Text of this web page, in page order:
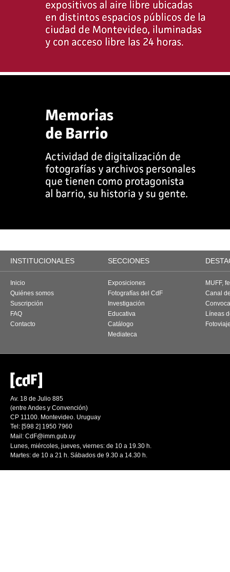
INSTITUCIONALES SECCIONES
Inicio
Quiénes somos
Suscripción
FAQ
Contacto
Exposiciones
Fotografías del CdF
Investigación
Educativa
Catálogo
Mediateca
MUFF,
Canal
Líneas
Av. 18 de Julio 885
(entre Andes y Convención)
CP 11100. Montevideo. Uruguay
Tel: [598 2] 1950 7960
Mail: CdF@imm.gub.uy
Lunes, miércoles, jueves, viernes: de 10 a 19.30 h.
Martes: de 10 a 21 h. Sábados de 9.30 a 14.30 h.